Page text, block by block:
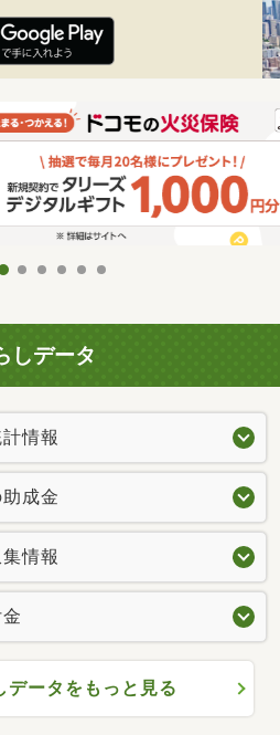
しデータ
情報
成金
情報
データをもっと見る